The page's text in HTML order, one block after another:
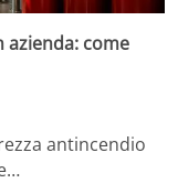
azienda: come
antincendio